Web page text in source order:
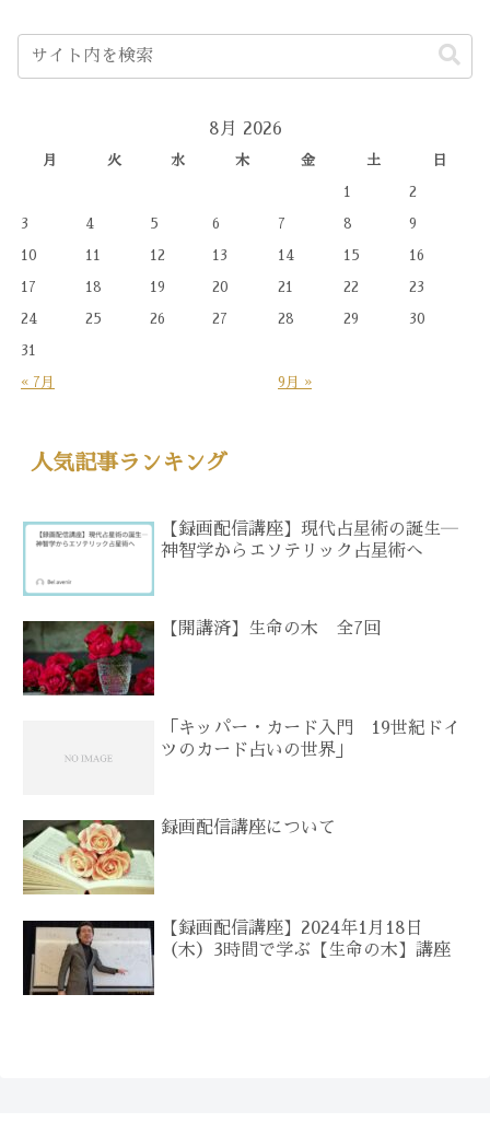
8月 2026
月 火 水 木 金 土 日
1 2
3 4 5 6 7 8 9
10 11 12 13 14 15 16
17 18 19 20 21 22 23
24 25 26 27 28 29 30
31
« 7月 9月 »
人気記事ランキング
【録画配信講座】現代占星術の誕生―
神智学からエソテリック占星術へ
【開講済】生命の木 全7回
「キッパー・カード入門 19世紀ドイ
ツのカード占いの世界」
録画配信講座について
【録画配信講座】2024年1月18日
（木）3時間で学ぶ【生命の木】講座